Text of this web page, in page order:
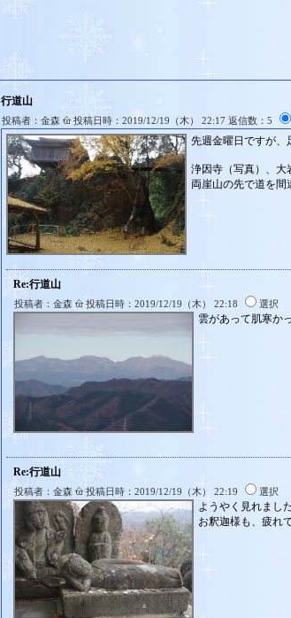
行道山
投稿者：金森 投稿日時：2019/12/19（木） 22:17 返信数：5
先週金曜日ですが、
浄因寺（写真）、大
両崖山の先で道を間
Re:行道山
投稿者：金森 投稿日時：2019/12/19（木） 22:18 選択
雲があって肌寒か
Re:行道山
投稿者：金森 投稿日時：2019/12/19（木） 22:19 選択
ようやく見れまし
お釈迦様も、疲れ